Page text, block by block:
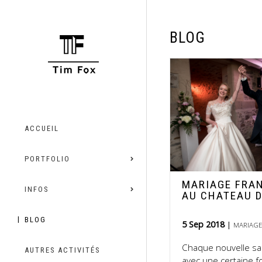
ACCUEIL
PORTFOLIO
INFOS
BLOG
AUTRES ACTIVITÉS
BLOG
MARIAGE
AU CHATEAU
5 Sep 2018 MARIAGE
Chaque nouvelle